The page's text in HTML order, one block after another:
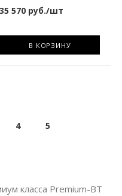
35 570руб./шт
В КОРЗИНУ
4 5
класса Premium-BT